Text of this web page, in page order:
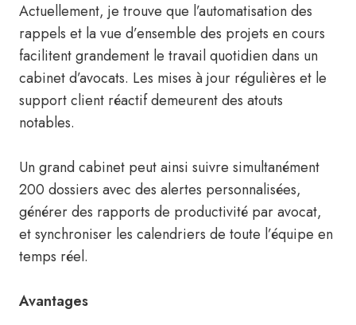
Actuellement, je trouve que l’automatisation des
rappels et la vue d’ensemble des projets en cours
facilitent grandement le travail quotidien dans un
cabinet d’avocats. Les mises à jour régulières et le
support client réactif demeurent des atouts
notables.
Un grand cabinet peut ainsi suivre simultanément
200 dossiers avec des alertes personnalisées,
générer des rapports de productivité par avocat,
et synchroniser les calendriers de toute l’équipe en
temps réel.
Avantages